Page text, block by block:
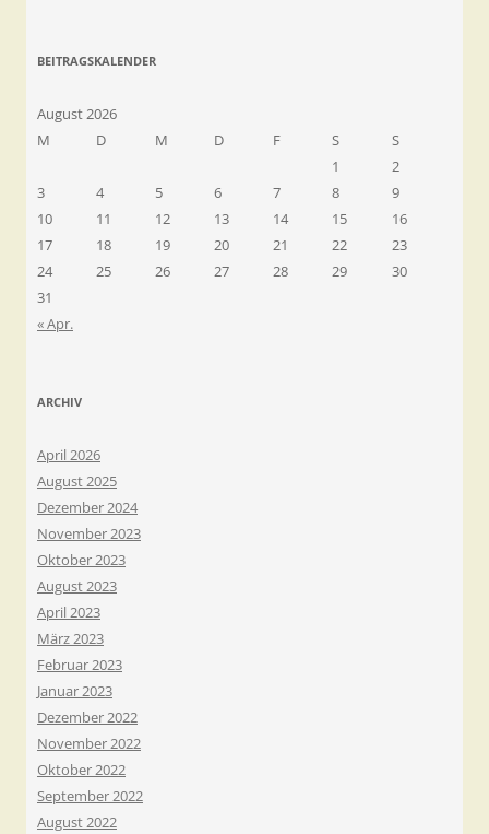
BEITRAGSKALENDER
August 2026
M
D M D F S
S
1
2
3
4 5 6 7 8
9
10
11 12 13 14 15
16
17
18 19 20 21 22
23
24
25 26 27 28 29
30
31
« Apr.
ARCHIV
April 2026
August 2025
Dezember 2024
November 2023
Oktober 2023
August 2023
April 2023
März 2023
Februar 2023
Januar 2023
Dezember 2022
November 2022
Oktober 2022
September 2022
August 2022